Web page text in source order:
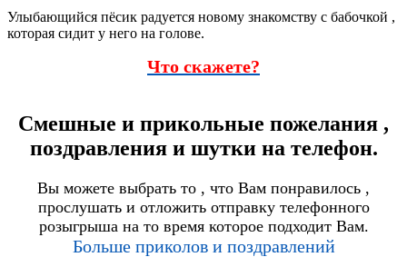
Слон
Улыбающийся пёсик радуется новому знакомству с бабочкой ,
которая сидит у него на голове.
Что скажете?
Смешные и прикольные пожелания ,
поздравления и шутки на телефон.
Вы можете выбрать то , что Вам понравилось ,
прослушать и отложить отправку телефонного
розыгрыша на то время которое подходит Вам.
Больше приколов и поздравлений